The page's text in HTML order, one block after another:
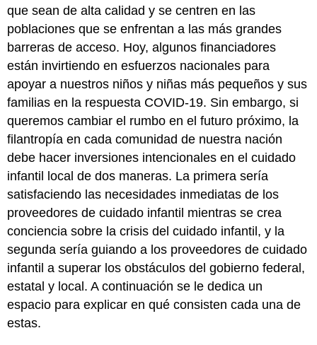
que sean de alta calidad y se centren en las
poblaciones que se enfrentan a las más grandes
barreras de acceso. Hoy, algunos financiadores
están invirtiendo en esfuerzos nacionales para
apoyar a nuestros niños y niñas más pequeños y sus
familias en la respuesta COVID-19. Sin embargo, si
queremos cambiar el rumbo en el futuro próximo, la
filantropía en cada comunidad de nuestra nación
debe hacer inversiones intencionales en el cuidado
infantil local de dos maneras. La primera sería
satisfaciendo las necesidades inmediatas de los
proveedores de cuidado infantil mientras se crea
conciencia sobre la crisis del cuidado infantil, y la
segunda sería guiando a los proveedores de cuidado
infantil a superar los obstáculos del gobierno federal,
estatal y local. A continuación se le dedica un
espacio para explicar en qué consisten cada una de
estas.